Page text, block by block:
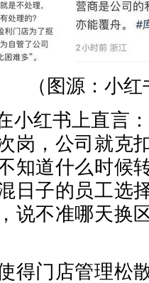
（图源：小
红书上直言：
岗，公司就克
知道什么时候
日子的员工选
说不准哪天换
门店管理松